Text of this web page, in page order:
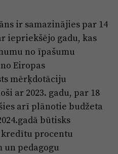
ir samazinājies par 14
iepriekšējo gadu, kas
no īpašumu
Eiropas
mērķdotāciju
ar 2023. gadu, par 18
arī plānotie budžeta
būtisks
procentu
un pedagogu